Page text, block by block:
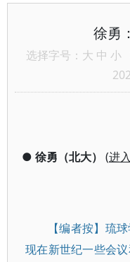
徐勇
选择字号： 大 中 小
● 徐勇（北大） (进
【编者按】琉
现在新世纪一些会